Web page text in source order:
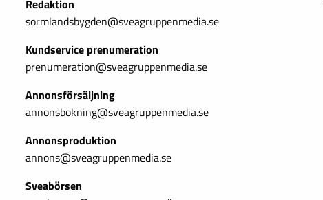
Redaktion
sormlandsbygden@sveagruppenmedia.se
Kundservice prenumeration
prenumeration@sveagruppenmedia.se
Annonsförsäljning
annonsbokning@sveagruppenmedia.se
Annonsproduktion
annons@sveagruppenmedia.se
Sveabörsen